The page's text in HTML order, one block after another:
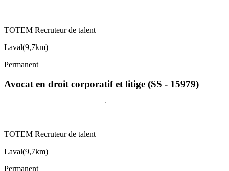
TOTEM Recruteur de talent
Laval(9,7km)
Permanent
Avocat en droit corporatif et litige (SS - 15979)
TOTEM Recruteur de talent
Laval(9,7km)
Permanent